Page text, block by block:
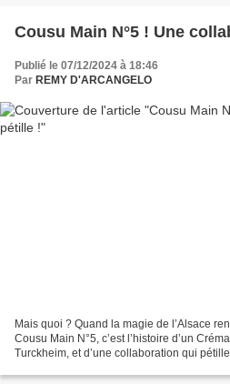
Cousu Main N°5 ! Une
Publié le 07/12/2024 à 18:46
Par REMY D'ARCANGELO
Mais quoi ? Quand la magie de l’Alsace
Cousu Main N°5, c’est l’histoire d’un
Turckheim, et d’une collaboration qui